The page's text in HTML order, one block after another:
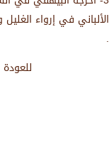
.